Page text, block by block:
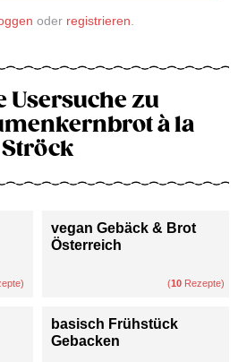
oder registrieren
Usersuche zu
à la
Ströck
vegan Gebäck & Brot
Österreich
(10 Rezepte)
basisch Frühstück
Gebacken